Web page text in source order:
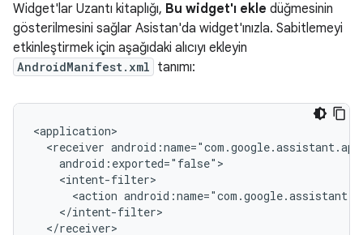
Widget'lar Uzantı kitaplığı, Bu widget'ı ekle düğmesinin
gösterilmesini sağlar Asistan'da widget'ınızla. Sabitlemeyi
etkinleştirmek için aşağıdaki alıcıyı ekleyin
AndroidManifest.xml tanımı:
<receiver
<action